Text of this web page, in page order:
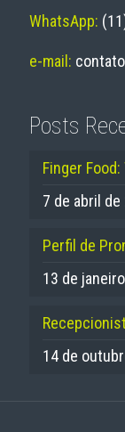
WhatsApp:
e-mail:
Posts
Finger
7 de abril de
Perfil de
13 de
14 de